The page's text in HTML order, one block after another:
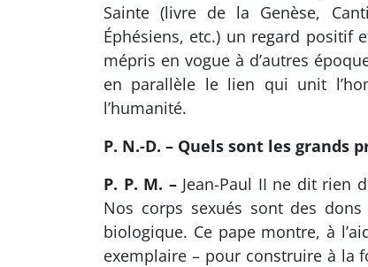
Sainte (livre de la Genèse,
Éphésiens, etc.) un regard positif
mépris en vogue à d’autres
en parallèle le lien qui unit
l’humanité.
P. N.-D. – Quels sont les grands
P. P. M. – Jean-Paul II ne dit rien
Nos corps sexués sont des
biologique. Ce pape montre, à
exemplaire – pour construire à la